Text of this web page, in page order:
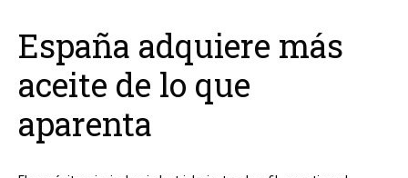
España adquiere más
aceite de lo que
aparenta